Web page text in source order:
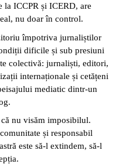
la ICCPR și ICERD, are
nu doar în control.
împotriva jurnaliștilor
dificile și sub presiuni
colectivă: jurnaliști, editori,
internaționale și cetățeni
mediatic dintr-un
nu visăm imposibilul.
și responsabil
este să-l extindem, să-l